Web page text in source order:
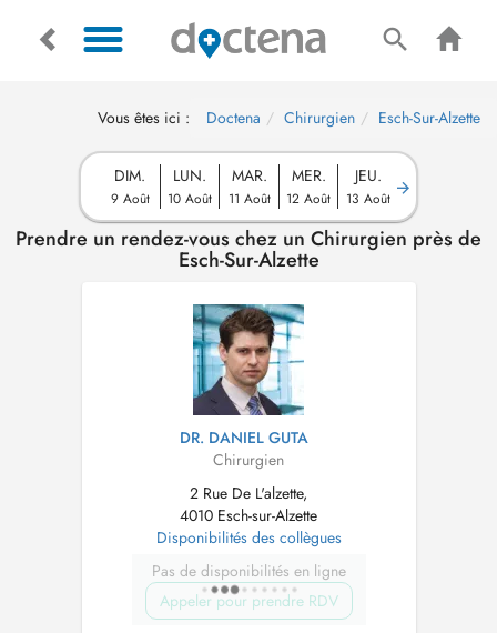
Vous êtes ici : Doctena Chirurgien Esch-Sur-Alzette
DIM.
9 Août
LUN.
10 Août
MAR.
11 Août
MER.
12 Août
JEU.
13 Août
Prendre un rendez-vous chez un Chirurgien près de
Esch-Sur-Alzette
DR. DANIEL GUTA
Chirurgien
2 Rue De L'alzette,
4010 Esch-sur-Alzette
Disponibilités des collègues
Pas de disponibilités en ligne
Appeler pour prendre RDV